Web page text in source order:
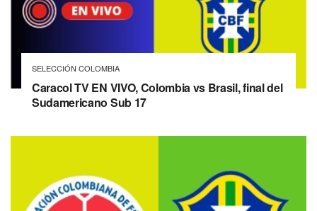
SELECCIÓN COLOMBIA
Caracol TV EN VIVO, Colombia vs Brasil, final del
Sudamericano Sub 17